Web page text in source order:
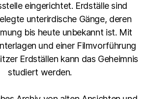
eingerichtet. Erdställe sind
unterirdische Gänge, deren
bis heute unbekannt ist. Mit
und einer Filmvorführung
Erdställen kann das Geheimnis
studiert werden.